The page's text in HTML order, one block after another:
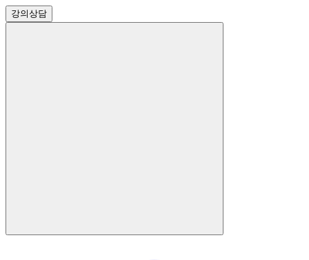
강의상담